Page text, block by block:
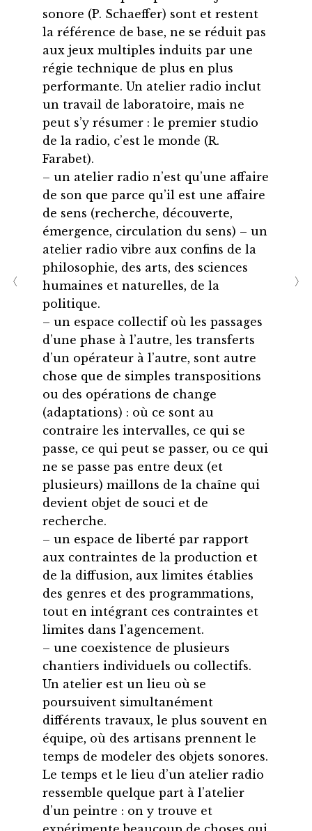
sonore (P. Schaeffer) sont et restent
la référence de base, ne se réduit pas
aux jeux multiples induits par une
régie technique de plus en plus
performante. Un atelier radio inclut
un travail de laboratoire, mais ne
peut s’y résumer : le premier studio
de la radio, c’est le monde (R.
Farabet).
– un atelier radio n’est qu’une affaire
de son que parce qu’il est une affaire
de sens (recherche, découverte,
émergence, circulation du sens) – un
atelier radio vibre aux confins de la
philosophie, des arts, des sciences
humaines et naturelles, de la
politique.
– un espace collectif où les passages
d’une phase à l’autre, les transferts
d’un opérateur à l’autre, sont autre
chose que de simples transpositions
ou des opérations de change
(adaptations) : où ce sont au
contraire les intervalles, ce qui se
passe, ce qui peut se passer, ou ce qui
ne se passe pas entre deux (et
plusieurs) maillons de la chaîne qui
devient objet de souci et de
recherche.
– un espace de liberté par rapport
aux contraintes de la production et
de la diffusion, aux limites établies
des genres et des programmations,
tout en intégrant ces contraintes et
limites dans l’agencement.
– une coexistence de plusieurs
chantiers individuels ou collectifs.
Un atelier est un lieu où se
poursuivent simultanément
différents travaux, le plus souvent en
équipe, où des artisans prennent le
temps de modeler des objets sonores.
Le temps et le lieu d’un atelier radio
ressemble quelque part à l’atelier
d’un peintre : on y trouve et